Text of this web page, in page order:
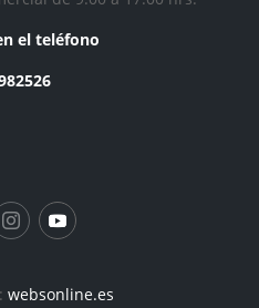
el teléfono
websonline.es